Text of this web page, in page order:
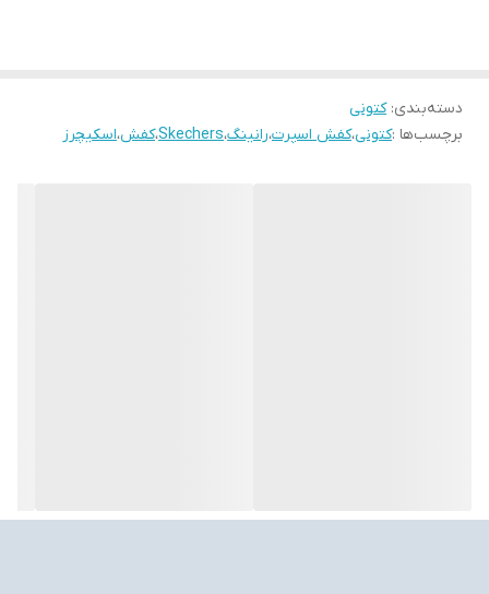
دسته‌بندی:کتونی
برچسب‌ها :کتونی،کفش اسپرت،رانینگ،Skechers،کفش،اسکیچرز